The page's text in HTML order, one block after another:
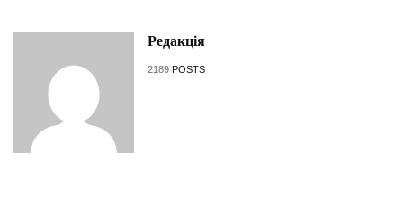
Редакція
2189 POSTS